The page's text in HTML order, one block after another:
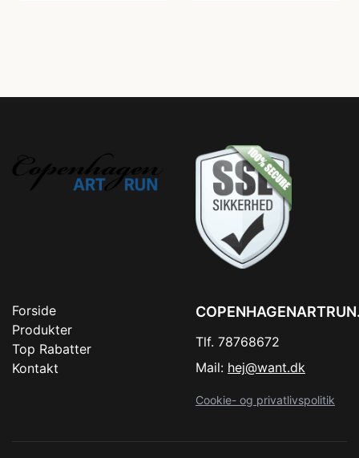
Forside
Produkter
Top Rabatter
Kontakt
Tlf. 78768672
Mail: hej@want.dk
Cookie- og privatlivspolitik